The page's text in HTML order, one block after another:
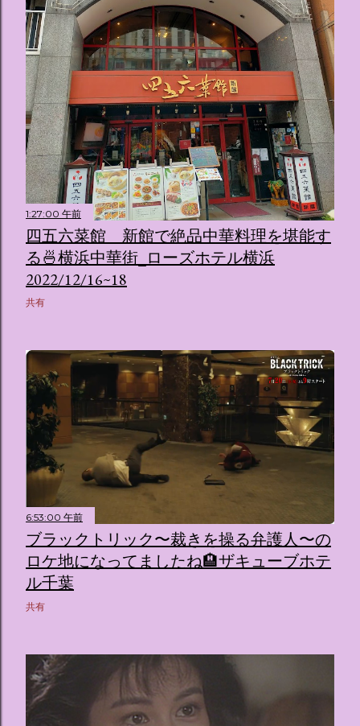
1:27:00 午前
四五六菜館 新館で絶品中華料理を堪能す
る🍜横浜中華街_ローズホテル横浜
2022/12/16~18
共有
6:53:00 午前
ブラックトリック〜裁きを操る弁護人〜の
ロケ地になってましたね🏨ザキューブホテ
ル千葉
共有